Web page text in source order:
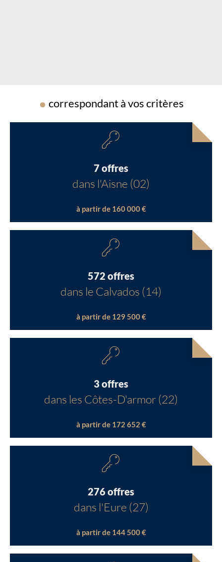
Chargement...
correspondant à vos critères
7 offres
dans l'Aisne (02)
à partir de 160 000 €
572 offres
dans le Calvados (14)
à partir de 129 500 €
3 offres
dans les Côtes-D'armor (22)
à partir de 172 652 €
276 offres
dans l'Eure (27)
à partir de 144 500 €